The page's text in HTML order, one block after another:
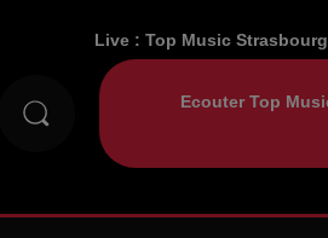
Live :Top Music Strasbourg